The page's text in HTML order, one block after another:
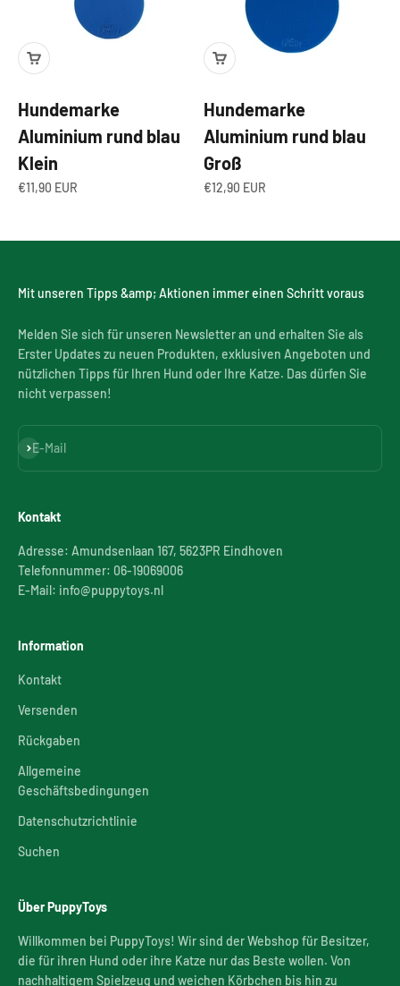
Hundemarke
Aluminium rund blau
Klein
Angebot
€11,90 EUR
Hundemarke
Aluminium rund blau
Groß
Angebot
€12,90 EUR
Mit unseren Tipps &amp; Aktionen immer einen Schritt voraus
Melden Sie sich für unseren Newsletter an und erhalten Sie als
Erster Updates zu neuen Produkten, exklusiven Angeboten und
nützlichen Tipps für Ihren Hund oder Ihre Katze. Das dürfen Sie
nicht verpassen!
E-Mail
Abonnieren
Kontakt
Adresse: Amundsenlaan 167, 5623PR Eindhoven
Telefonnummer: 06-19069006
E-Mail: info@puppytoys.nl
Information
Kontakt
Versenden
Rückgaben
Allgemeine
Geschäftsbedingungen
Datenschutzrichtlinie
Suchen
Über PuppyToys
Willkommen bei PuppyToys! Wir sind der Webshop für Besitzer,
die für ihren Hund oder ihre Katze nur das Beste wollen. Von
nachhaltigem Spielzeug und weichen Körbchen bis hin zu